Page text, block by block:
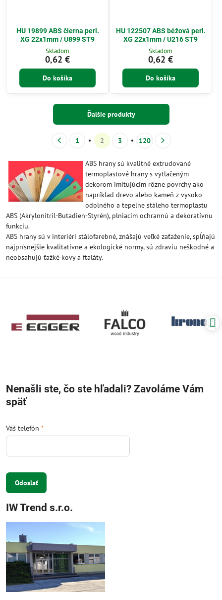
HU 19899 ABS čierna perl.
XG 22x1mm / U899 ST9
Skladom
0,62 €
Do košíka
HU 122507 ABS béžová perl.
XG 22x1mm / U216 ST9
Skladom
0,62 €
Do košíka
Ďalšie produkty
1 2 3 120
ABS hrany sú kvalitné extrudované
termoplastové hrany s vytlačeným
dekorom imitujúcim rôzne povrchy ako
napríklad drevo alebo kameň z vysoko
odolného a tepelne stáleho termoplastu
ABS (Akrylonitril-Butadien-Styrén), plniacim ochrannú a dekoratívnu
funkciu.
ABS hrany sú v interiéri stálofarebné, znášajú veľké zaťaženie, spĺňajú
najprísnejšie kvalitatívne a ekologické normy, sú zdraviu neškodné a
neobsahujú ťažké kovy a ftaláty.
Nenašli ste, čo ste hľadali? Zavoláme Vám
späť
Váš telefón *
Odoslať
IW Trend s.r.o.